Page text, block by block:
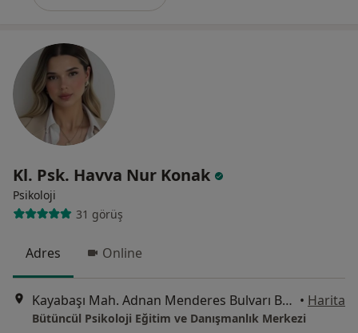
Kl. Psk. Havva Nur Konak
Psikoloji
31 görüş
Adres Online
Kayabaşı Mah. Adnan Menderes Bulvarı B5 Blok D: 26, Başakşehir • Harita
Bütüncül Psikoloji Eğitim ve Danışmanlık Merkezi